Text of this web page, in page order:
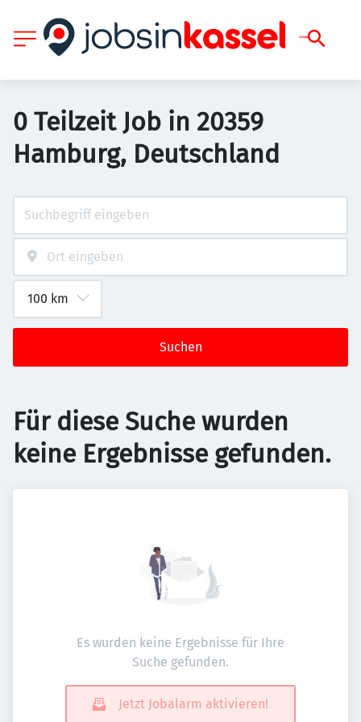
0 Teilzeit Job in 20359
Hamburg, Deutschland
Suchen
Für diese Suche wurden
keine Ergebnisse gefunden.
Es wurden keine Ergebnisse für Ihre
Suche gefunden.
Jetzt Jobalarm aktivieren!